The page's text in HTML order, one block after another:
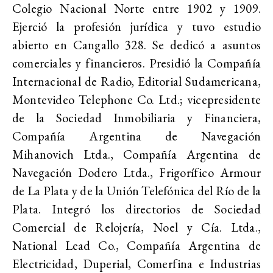
Colegio Nacional Norte entre 1902 y 1909.
Ejerció la profesión jurídica y tuvo estudio
abierto en Cangallo 328. Se dedicó a asuntos
comerciales y financieros. Presidió la Compañía
Internacional de Radio, Editorial Sudamericana,
Montevideo Telephone Co. Ltd.; vicepresidente
de la Sociedad Inmobiliaria y Financiera,
Compañía Argentina de Navegación
Mihanovich Ltda., Compañía Argentina de
Navegación Dodero Ltda., Frigorífico Armour
de La Plata y de la Unión Telefónica del Río de la
Plata. Integró los directorios de Sociedad
Comercial de Relojería, Noel y Cía. Ltda.,
National Lead Co., Compañía Argentina de
Electricidad, Duperial, Comerfina e Industrias